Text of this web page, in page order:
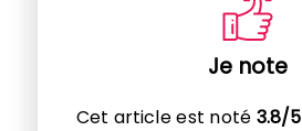
Je note
Cet article est noté 3.8/5